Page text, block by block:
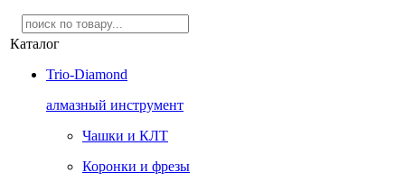
Каталог
Trio-Diamond
алмазный инструмент
Чашки и КЛТ
Коронки и фрезы